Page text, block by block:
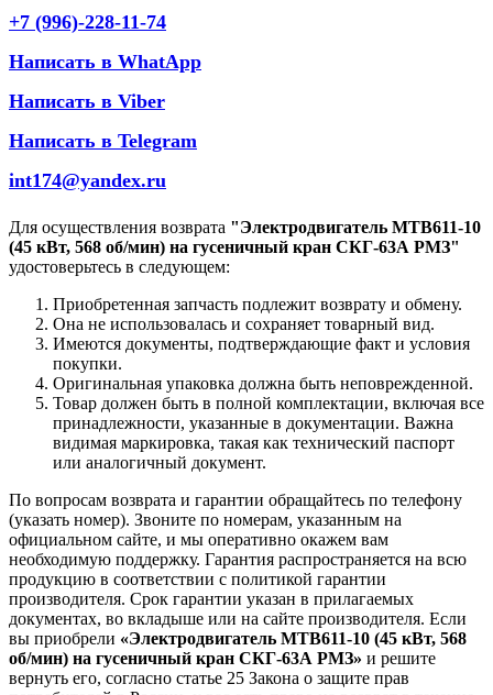
+7 (996)-228-11-74
Написать в WhatApp
Написать в Viber
Написать в Telegram
int174@yandex.ru
Для осуществления возврата "Электродвигатель МТВ611-10
(45 кВт, 568 об/мин) на гусеничный кран СКГ-63А РМЗ"
удостоверьтесь в следующем:
Приобретенная запчасть подлежит возврату и обмену.
Она не использовалась и сохраняет товарный вид.
Имеются документы, подтверждающие факт и условия
покупки.
Оригинальная упаковка должна быть неповрежденной.
Товар должен быть в полной комплектации, включая все
принадлежности, указанные в документации. Важна
видимая маркировка, такая как технический паспорт
или аналогичный документ.
По вопросам возврата и гарантии обращайтесь по телефону
(указать номер). Звоните по номерам, указанным на
официальном сайте, и мы оперативно окажем вам
необходимую поддержку. Гарантия распространяется на всю
продукцию в соответствии с политикой гарантии
производителя. Срок гарантии указан в прилагаемых
документах, во вкладыше или на сайте производителя. Если
вы приобрели «Электродвигатель МТВ611-10 (45 кВт, 568
об/мин) на гусеничный кран СКГ-63А РМЗ» и решите
вернуть его, согласно статье 25 Закона о защите прав